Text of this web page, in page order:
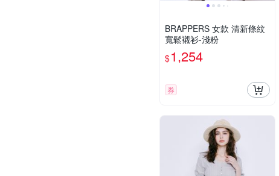
BRAPPERS 女款 清新條紋
寬鬆襯衫-淺粉
$1,254
券